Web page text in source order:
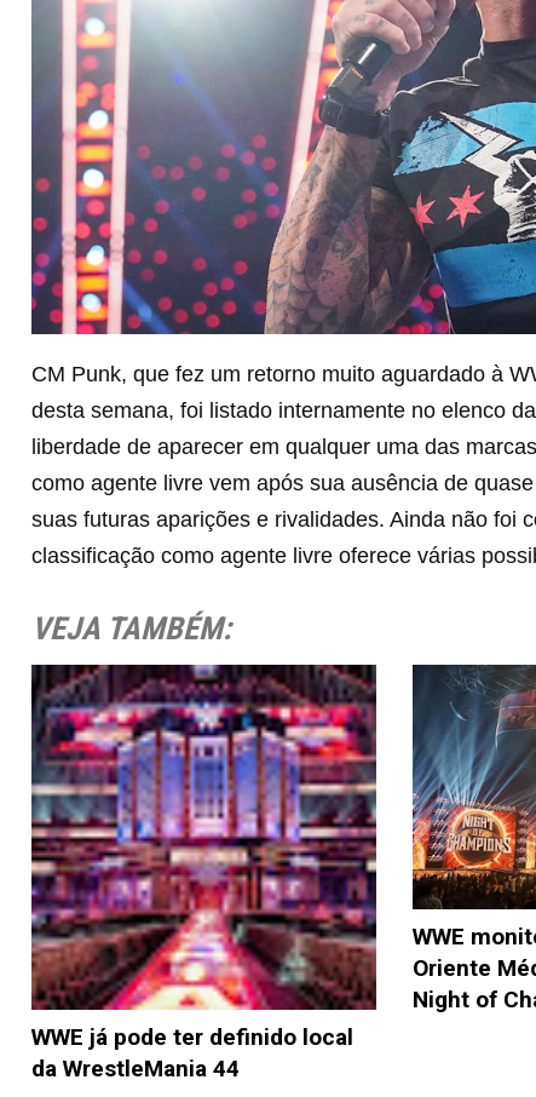
CM Punk, que fez um retorno muito aguardado à
desta semana, foi listado internamente no elenco
liberdade de aparecer em qualquer uma das
como agente livre vem após sua ausência de
suas futuras aparições e rivalidades. Ainda não foi
classificação como agente livre oferece várias
VEJA TAMBÉM:
WWE já pode ter definido local
da WrestleMania 44
WWE
Oriente
Night of